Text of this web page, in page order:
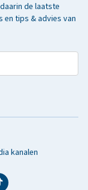
de laatste
en tips & advies van
kanalen